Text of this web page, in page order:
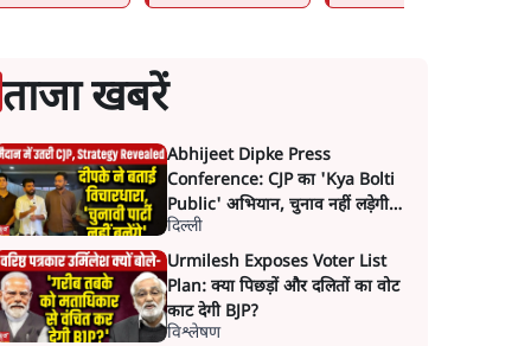
ताजा खबरें
Abhijeet Dipke Press
Conference: CJP का 'Kya Bolti
Public' अभियान, चुनाव नहीं लड़ेगी
CJP!
दिल्ली
Urmilesh Exposes Voter List
Plan: क्या पिछड़ों और दलितों का वोट
काट देगी BJP?
विश्लेषण